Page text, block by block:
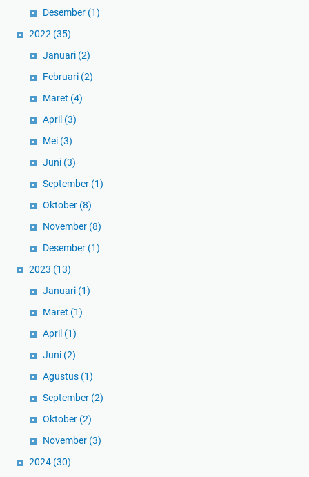
Desember (1)
2022 (35)
Januari (2)
Februari (2)
Maret (4)
April (3)
Mei (3)
Juni (3)
September (1)
Oktober (8)
November (8)
Desember (1)
2023 (13)
Januari (1)
Maret (1)
April (1)
Juni (2)
Agustus (1)
September (2)
Oktober (2)
November (3)
2024 (30)